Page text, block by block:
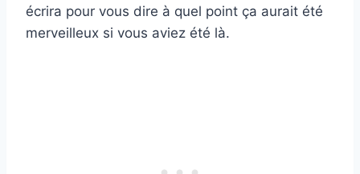
écrira pour vous dire à quel point ça aurait été
merveilleux si vous aviez été là.